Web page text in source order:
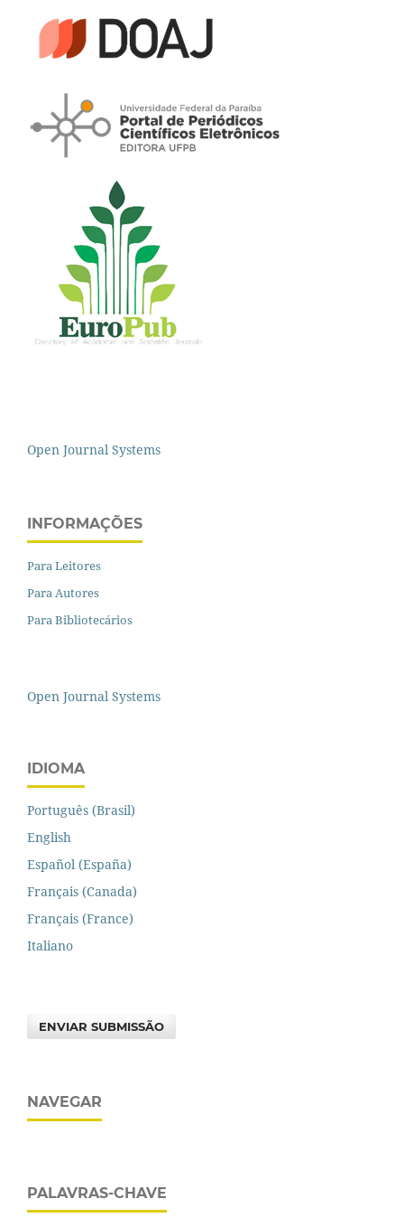
Open Journal Systems
INFORMAÇÕES
Para Leitores
Para Autores
Para Bibliotecários
Open Journal Systems
IDIOMA
Português (Brasil)
English
Español (España)
Français (Canada)
Français (France)
Italiano
ENVIAR SUBMISSÃO
NAVEGAR
PALAVRAS-CHAVE